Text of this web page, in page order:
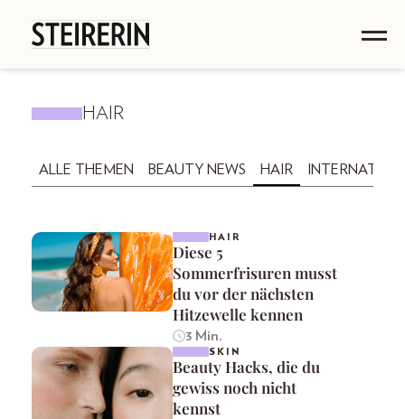
HAIR
ALLE THEMEN BEAUTY NEWS HAIR
HAIR
Diese 5
Sommerfrisuren musst
du vor der nächsten
Hitzewelle kennen
3 Min.
SKIN
Beauty Hacks, die du
gewiss noch nicht
kennst